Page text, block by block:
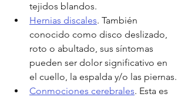
tejidos blandos.
Hernias discales. También
conocido como disco deslizado,
roto o abultado, sus síntomas
pueden ser dolor significativo en
el cuello, la espalda y/o las piernas.
Conmociones cerebrales. Esta es